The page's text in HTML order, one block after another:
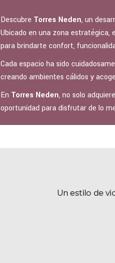
Descubre Torres Neden, un
Ubicado en una zona
para brindarte confort,
Cada espacio ha sido
creando ambientes cálidos y
En Torres Neden, no solo
oportunidad para disfrutar de lo
Un estilo de